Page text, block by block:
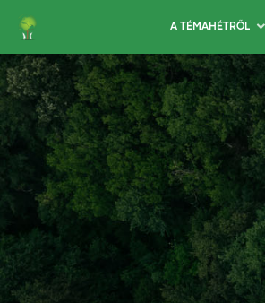
A TÉMAHÉTRŐL